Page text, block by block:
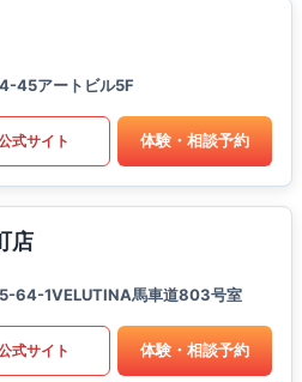
45アートビル5F
式サイト 体験・相談予約
店
64-1VELUTINA馬車道803号室
式サイト 体験・相談予約